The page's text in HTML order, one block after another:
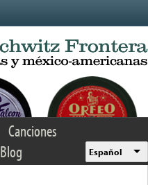
Canciones
Blog Español